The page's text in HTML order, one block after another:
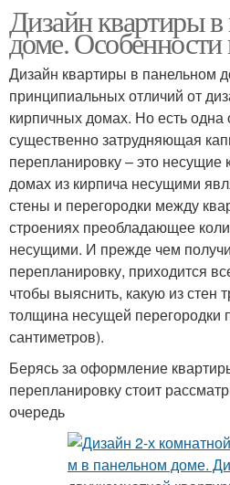
Дизайн квартиры
доме. Особенности
Дизайн квартиры в панельном
принципиальных отличий от
кирпичных домах. Но есть одна
существенно затрудняющая
перепланировку – это несущие
домах из кирпича несущими
стены и перегородки между
строениях преобладающее
несущими. И прежде чем
перепланировку, приходится
чтобы выяснить, какую из стен
толщина несущей перегородки
сантиметров).
Берясь за оформление
перепланировку стоит
очередь